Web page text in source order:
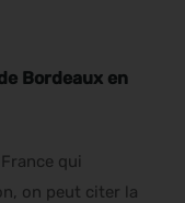
Bordeaux en
qui
on peut citer la